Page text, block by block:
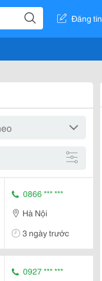
Đăng tin
0866 *** ***
Hà Nội
3 ngày trước
0927 *** ***